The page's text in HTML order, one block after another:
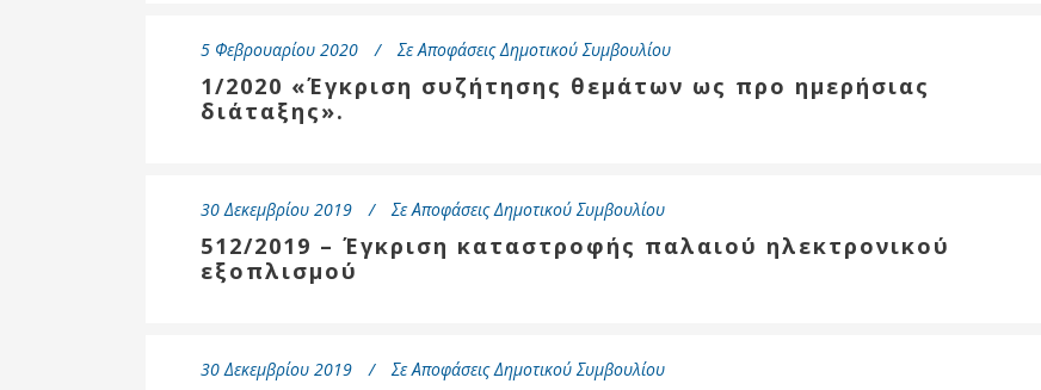
5 Φεβρουαρίου 2020 Σε Αποφάσεις Δημοτικού Συμβουλίου
1/2020 «Έγκριση συζήτησης θεμάτων ως προ ημερήσιας
διάταξης».
30 Δεκεμβρίου 2019 Σε Αποφάσεις Δημοτικού Συμβουλίου
512/2019 – Έγκριση καταστροφής παλαιού ηλεκτρονικού
εξοπλισμού
30 Δεκεμβρίου 2019 Σε Αποφάσεις Δημοτικού Συμβουλίου